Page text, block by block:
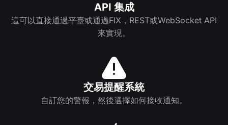
API 集成
這可以直接通過平臺或通過FIX，REST或WebSocket API
來實現。
交易提醒系統
自訂您的警報，然後選擇如何接收通知。